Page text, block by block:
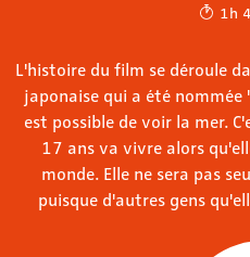
1h
L'histoire du film se déroule
japonaise qui a été
est possible de voir la mer.
17 ans va vivre alors
monde. Elle ne sera pas
puisque d'autres gens